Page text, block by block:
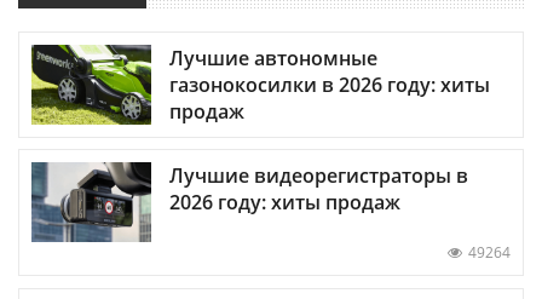
Лучшие автономные
газонокосилки в 2026 году: хиты
продаж
Лучшие видеорегистраторы в
2026 году: хиты продаж
49264